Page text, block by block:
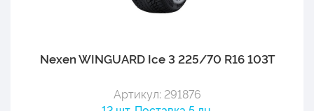
Nexen WINGUARD Ice 3 225/70 R16 103T
Артикул: 291876